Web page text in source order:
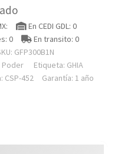
En CEDI GDL: 0
0
En transito: 0
GFP300B1N
Poder Etiqueta: GHIA
CSP-452 Garantía: 1 año